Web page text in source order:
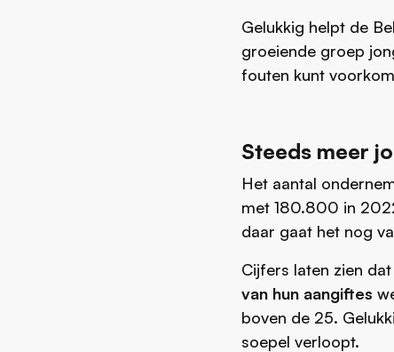
Gelukkig helpt de
groeiende groep
fouten kunt
Steeds meer
Het aantal
met 180.800 in
daar gaat het nog
Cijfers laten zien
van hun aangiftes
boven de 25.
soepel verloopt.